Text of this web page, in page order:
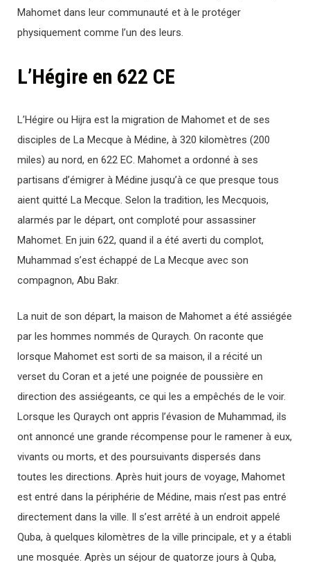
Mahomet dans leur communauté et à le protéger
physiquement comme l’un des leurs.
L’Hégire en 622 CE
L’Hégire ou Hijra est la migration de Mahomet et de ses
disciples de La Mecque à Médine, à 320 kilomètres (200
miles) au nord, en 622 EC. Mahomet a ordonné à ses
partisans d’émigrer à Médine jusqu’à ce que presque tous
aient quitté La Mecque. Selon la tradition, les Mecquois,
alarmés par le départ, ont comploté pour assassiner
Mahomet. En juin 622, quand il a été averti du complot,
Muhammad s’est échappé de La Mecque avec son
compagnon, Abu Bakr.
La nuit de son départ, la maison de Mahomet a été assiégée
par les hommes nommés de Quraych. On raconte que
lorsque Mahomet est sorti de sa maison, il a récité un
verset du Coran et a jeté une poignée de poussière en
direction des assiégeants, ce qui les a empêchés de le voir.
Lorsque les Quraych ont appris l’évasion de Muhammad, ils
ont annoncé une grande récompense pour le ramener à eux,
vivants ou morts, et des poursuivants dispersés dans
toutes les directions. Après huit jours de voyage, Mahomet
est entré dans la périphérie de Médine, mais n’est pas entré
directement dans la ville. Il s’est arrêté à un endroit appelé
Quba, à quelques kilomètres de la ville principale, et y a établi
une mosquée. Après un séjour de quatorze jours à Quba,